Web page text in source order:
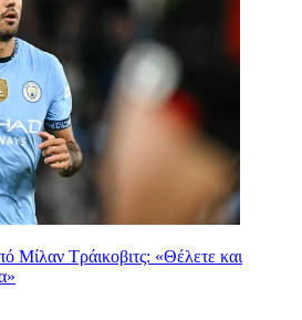
Μίλαν Τράικοβιτς: «Θέλετε και